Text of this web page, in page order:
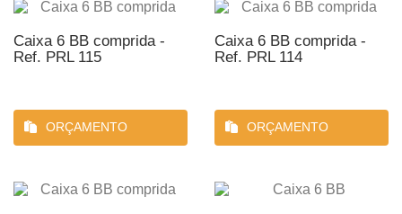
Caixa 6 BB comprida -
Ref. PRL 115
ORÇAMENTO
Caixa 6 BB comprida -
Ref. PRL 114
ORÇAMENTO